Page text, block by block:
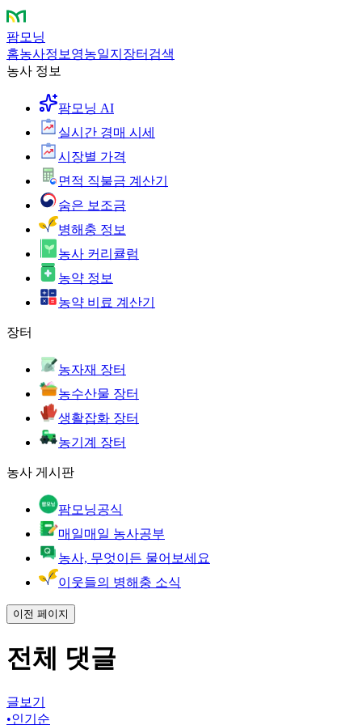
팜모닝
홈농사정보 영농일지 장터 검색
농사 정보
팜모닝 AI
실시간 경매 시세
시장별 가격
면적 직불금 계산기
숨은 보조금
병해충 정보
농사 커리큘럼
농약 정보
농약 비료 계산기
장터
농자재 장터
농수산물 장터
생활잡화 장터
농기계 장터
농사 게시판
팜모닝공식
매일매일 농사공부
농사, 무엇이든 물어보세요
이웃들의 병해충 소식
이전 페이지
전체 댓글
글보기
•인기순